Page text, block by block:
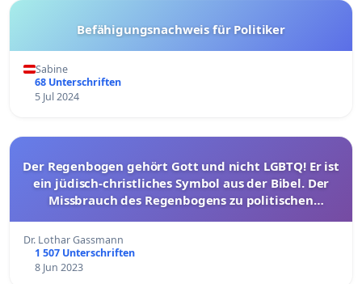
Befähigungsnachweis für Politiker
Sabine
68 Unterschriften
5 Jul 2024
Der Regenbogen gehört Gott und nicht LGBTQ! Er ist
ein jüdisch-christliches Symbol aus der Bibel. Der
Missbrauch des Regenbogens zu politischen
Dr. Lothar Gassmann
1 507 Unterschriften
8 Jun 2023